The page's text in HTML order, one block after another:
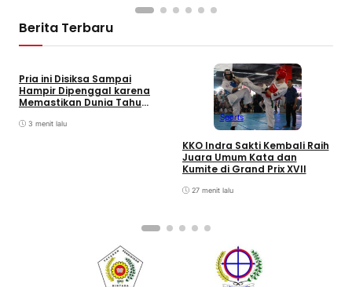
Berita Terbaru
Pria ini Disiksa Sampai
Hampir Dipenggal karena
Memastikan Dunia Tahu
Hampir Tidak Ada yang
3 menit lalu
Sports
KKO Indra Sakti Kembali Raih
Juara Umum Kata dan
Kumite di Grand Prix XVII
27 menit lalu